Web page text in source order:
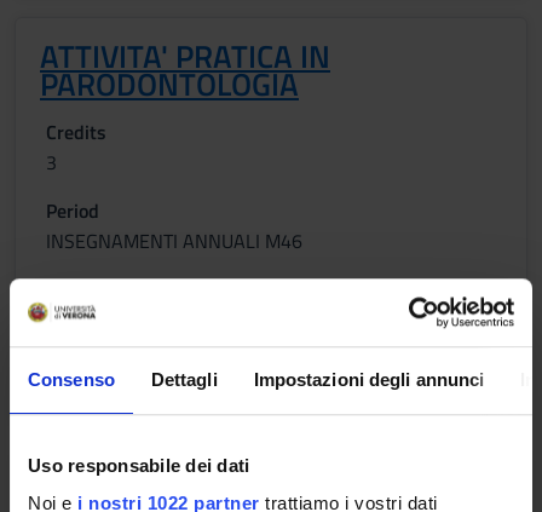
Consenso Dettagli Impostazioni degli annunci
Uso responsabile dei dati
Noi e i nostri 1022 partner trattiamo i vostri dati
ATTIVITA' PRATICA IN
PARODONTOLOGIA
Credits
3
Period
INSEGNAMENTI ANNUALI M46
Academic staff
Giorgio Lombardo
Lessons timetable
ATTIVITA' PRATICA IN PROTESI